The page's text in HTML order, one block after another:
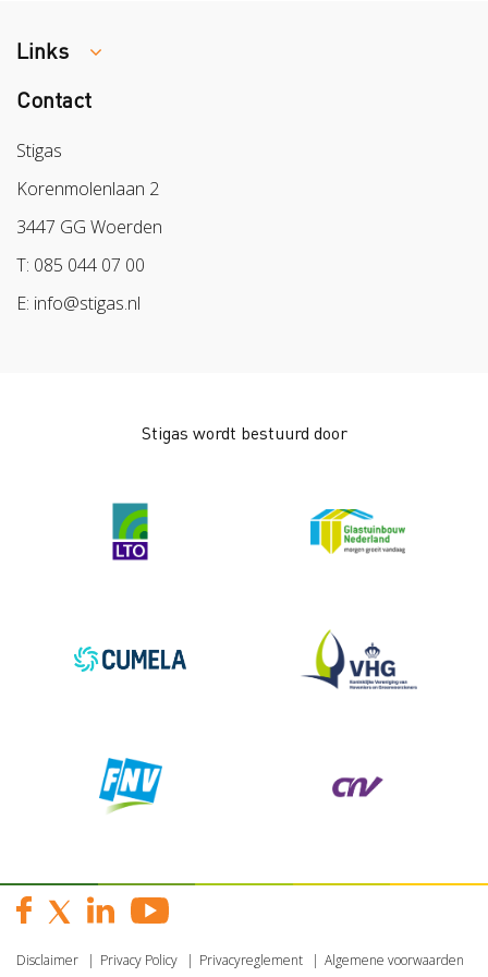
Links
Colland
Sazas
BPL
Arbeidsmarkt
Contact
Stigas
Korenmolenlaan 2
3447 GG Woerden
T: 085 044 07 00
E: info@stigas.nl
Stigas wordt bestuurd door
Disclaimer Privacy Policy Privacyreglement Algemene voorwaarden